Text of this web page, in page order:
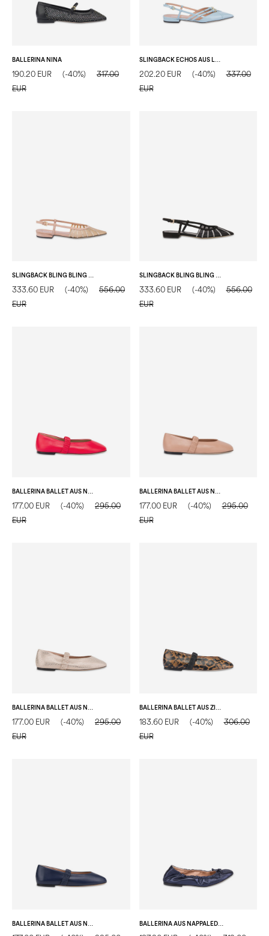
BALLERINA NINA
190.20 EUR (-40%)
317.00
EUR
202.20 EUR (-40%)
337.00
EUR
SLINGBACK BLING BLING AUS WILDLEDER
333.60 EUR (-40%)
556.00
EUR
SLINGBACK BLING BLING AUS WILDLEDER
333.60 EUR (-40%)
556.00
EUR
BALLERINA BALLET AUS NAPPALEDER
177.00 EUR (-40%)
295.00
EUR
BALLERINA BALLET AUS NAPPALEDER
177.00 EUR (-40%)
295.00
EUR
177.00 EUR (-40%)
295.00
EUR
183.60 EUR (-40%)
306.00
EUR
BALLERINA AUS NAPPALEDER